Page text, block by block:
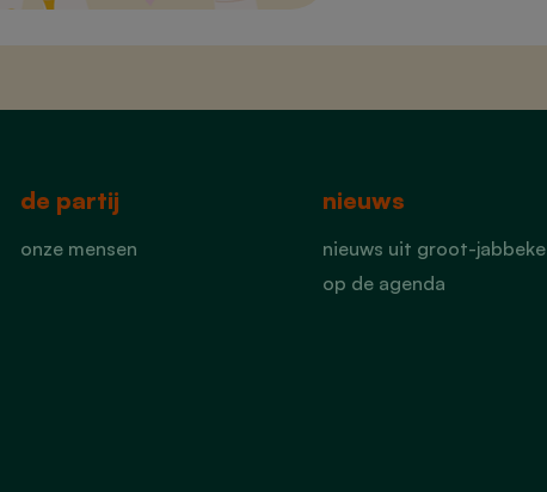
de partij
onze mensen
nieuws
nieuws uit groot-jabbeke
op de agenda